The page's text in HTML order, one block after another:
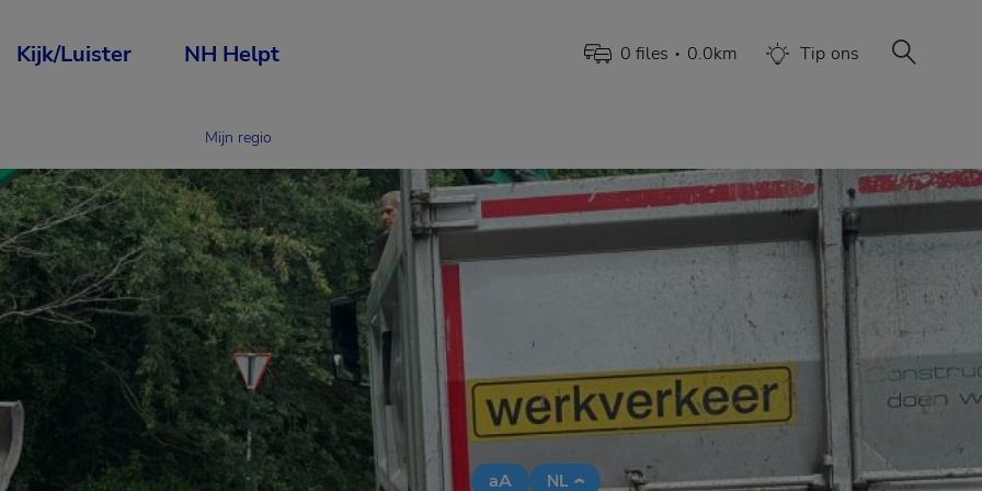
Kijk/Luister NH Helpt 0 files • 0.0km Tip ons
Mijn regio
aA NL